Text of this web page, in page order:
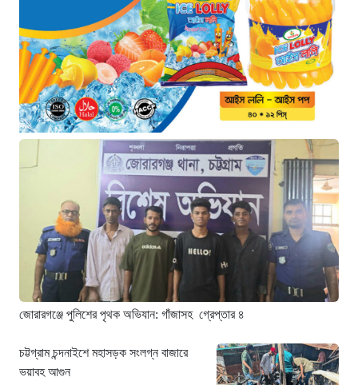
“রাষ্ট্রপতি পদ: ইসি থেকে বিএনপির দুটি
মনোনয়নপত্র সংগ্রহ”
৬ ঘণ্টা আগে
যুক্তরাষ্ট্রের সামনে ইরানের ৬ শর্ত: তবেই
খুলবে হরমুজ প্রণালি
৬ ঘণ্টা আগে
মহাস্থানগড়ে নির্মাণে স্থিতাবস্থা বজায় রাখার
নির্দেশ, আপিলের অনুমতি পেল সরকার
৭ ঘণ্টা আগে
কক্সবাজারের মাতারবাড়ি বিদ্যুৎ প্রকল্প
পরিদর্শনে পৌঁছেছেন প্রধানমন্ত্রী
৭ ঘণ্টা আগে
জোরারগঞ্জে পুলিশের পৃথক অভিযান: গাঁজাসহ গ্রেপ্তার ৪
চট্টগ্রাম চন্দনাইশে মহাসড়ক সংলগ্ন বাজারে
ভয়াবহ আগুন